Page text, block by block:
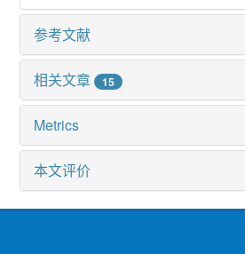
参考文献
相关文章 15
Metrics
本文评价